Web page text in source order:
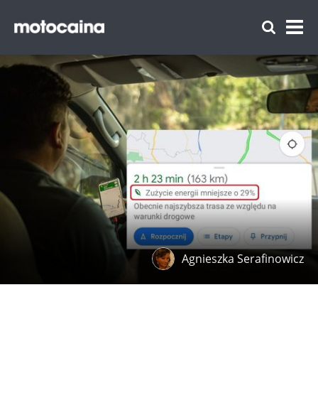
Agnieszka Serafinowicz